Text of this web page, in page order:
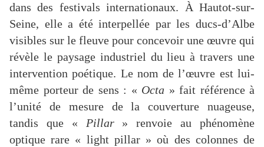
dans des festivals internationaux. À Hautot-sur-
Seine, elle a été interpellée par les ducs-d’Albe
visibles sur le fleuve pour concevoir une œuvre qui
révèle le paysage industriel du lieu à travers une
intervention poétique. Le nom de l’œuvre est lui-
même porteur de sens : « Octa » fait référence à
l’unité de mesure de la couverture nuageuse,
tandis que « Pillar» renvoie au phénomène
optique rare « light pillar » où des colonnes de